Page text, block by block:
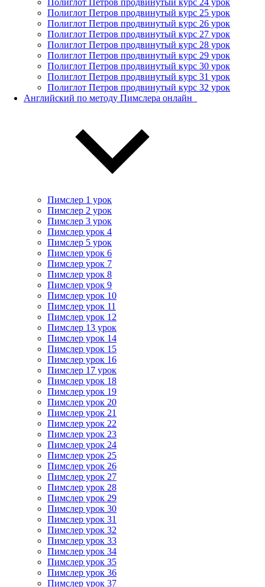
Полиглот Петров продвинутый курс 24 урок
Полиглот Петров продвинутый курс 25 урок
Полиглот Петров продвинутый курс 26 урок
Полиглот Петров продвинутый курс 27 урок
Полиглот Петров продвинутый курс 28 урок
Полиглот Петров продвинутый курс 29 урок
Полиглот Петров продвинутый курс 30 урок
Полиглот Петров продвинутый курс 31 урок
Полиглот Петров продвинутый курс 32 урок
Английский по методу Пимслера онлайн_
Пимслер 1 урок
Пимслер 2 урок
Пимслер 3 урок
Пимслер урок 4
Пимслер 5 урок
Пимслер урок 6
Пимслер урок 7
Пимслер урок 8
Пимслер урок 9
Пимслер урок 10
Пимслер урок 11
Пимслер урок 12
Пимслер 13 урок
Пимслер урок 14
Пимслер урок 15
Пимслер урок 16
Пимслер 17 урок
Пимслер урок 18
Пимслер урок 19
Пимслер урок 20
Пимслер урок 21
Пимслер урок 22
Пимслер урок 23
Пимслер урок 24
Пимслер урок 25
Пимслер урок 26
Пимслер урок 27
Пимслер урок 28
Пимслер урок 29
Пимслер урок 30
Пимслер урок 31
Пимслер урок 32
Пимслер урок 33
Пимслер урок 34
Пимслер урок 35
Пимслер урок 36
Пимслер урок 37